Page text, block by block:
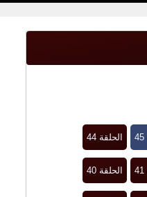
الحلقة 44
الحلقة 40